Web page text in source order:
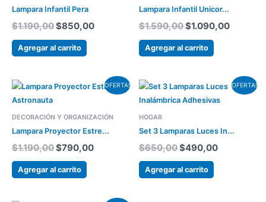
Lampara Infantil Pera
$1.190,00
era:
$1.190,00.
$850,00
Agregar al carrito
Lampara Infantil Unicor...
$1.590,00
era:
$1.590,00.
$1.090,00
Agregar al carrito
OFERTA!
DECORACIÓN Y ORGANIZACIÓN
Lampara Proyector Estre...
$1.190,00
El
era:
$1.190,00.
$790,00
El
precio
es:
$790,00.
Agregar al carrito
OFERTA!
HOGAR
Set 3 Lamparas Luces In...
$650,00
El
precio
original
$650,00.
$490,00
El
precio
actual
$490,00.
Agregar al carrito